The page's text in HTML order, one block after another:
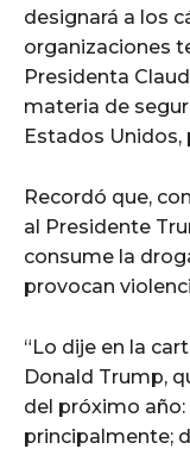
designará a los
organizaciones
Presidenta
materia de
Estados Unidos,
Recordó que,
al Presidente
consume la
provocan
“Lo dije en la
Donald Trump,
del próximo
principalmente;